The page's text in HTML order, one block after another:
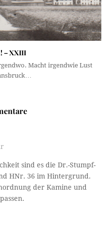
– XXIII
Macht irgendwie Lust
sind es die Dr.-Stumpf-
HNr. 36 im Hintergrund.
der Kamine und